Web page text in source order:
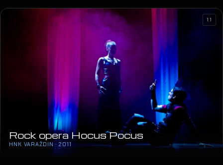
Rock opera Hocus Pocus
HNK VARAŽDIN · 2011
11